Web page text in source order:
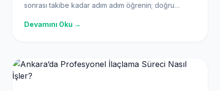
sonrası takibe kadar adım adım öğrenin; doğru
Devamını Oku →